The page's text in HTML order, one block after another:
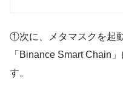
①次に、メタマスクを起
「Binance Smart Chain
す。